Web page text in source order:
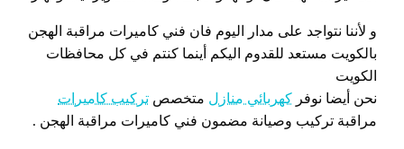
و لأننا نتواجد على مدار اليوم فان فني كاميرات مراقبة الهجن
بالكويت مستعد للقدوم اليكم أينما كنتم في كل محافظات
الكويت
نحن أيضا نوفر كهربائي منازل متخصص تركيب كاميرات
مراقبة تركيب وصيانة مضمون فني كاميرات مراقبة الهجن .